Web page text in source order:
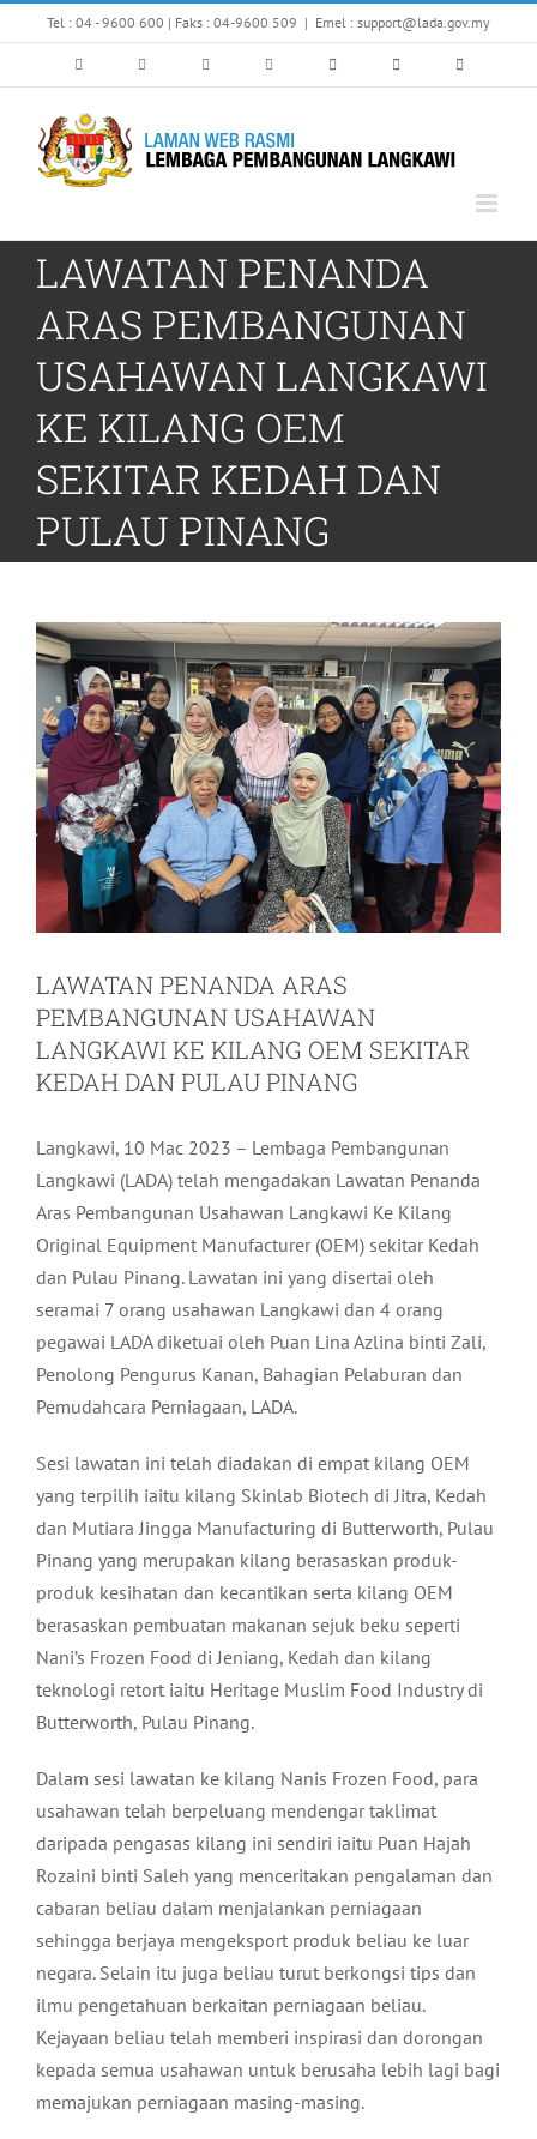
to
Tel : 04 - 9600 600 | Faks : 04-9600 509 | Emel : support@lada.gov.my
LAWATAN PENANDA
ARAS PEMBANGUNAN
USAHAWAN LANGKAWI
KE KILANG OEM
SEKITAR KEDAH DAN
PULAU PINANG
LAWATAN PENANDA ARAS
PEMBANGUNAN USAHAWAN
LANGKAWI KE KILANG OEM SEKITAR
KEDAH DAN PULAU PINANG
Langkawi, 10 Mac 2023 – Lembaga Pembangunan
Langkawi (LADA) telah mengadakan Lawatan Penanda
Aras Pembangunan Usahawan Langkawi Ke Kilang
Original Equipment Manufacturer (OEM) sekitar Kedah
dan Pulau Pinang. Lawatan ini yang disertai oleh
seramai 7 orang usahawan Langkawi dan 4 orang
pegawai LADA diketuai oleh Puan Lina Azlina binti Zali,
Penolong Pengurus Kanan, Bahagian Pelaburan dan
Pemudahcara Perniagaan, LADA.
Sesi lawatan ini telah diadakan di empat kilang OEM
yang terpilih iaitu kilang Skinlab Biotech di Jitra, Kedah
dan Mutiara Jingga Manufacturing di Butterworth, Pulau
Pinang yang merupakan kilang berasaskan produk-
produk kesihatan dan kecantikan serta kilang OEM
berasaskan pembuatan makanan sejuk beku seperti
Nani’s Frozen Food di Jeniang, Kedah dan kilang
teknologi retort iaitu Heritage Muslim Food Industry di
Butterworth, Pulau Pinang.
Dalam sesi lawatan ke kilang Nanis Frozen Food, para
usahawan telah berpeluang mendengar taklimat
daripada pengasas kilang ini sendiri iaitu Puan Hajah
Rozaini binti Saleh yang menceritakan pengalaman dan
cabaran beliau dalam menjalankan perniagaan
sehingga berjaya mengeksport produk beliau ke luar
negara. Selain itu juga beliau turut berkongsi tips dan
ilmu pengetahuan berkaitan perniagaan beliau.
Kejayaan beliau telah memberi inspirasi dan dorongan
kepada semua usahawan untuk berusaha lebih lagi bagi
memajukan perniagaan masing-masing.